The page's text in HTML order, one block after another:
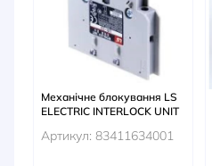
Механічне блокування LS
ELECTRIC INTERLOCK UNIT
Артикул: 83411634001